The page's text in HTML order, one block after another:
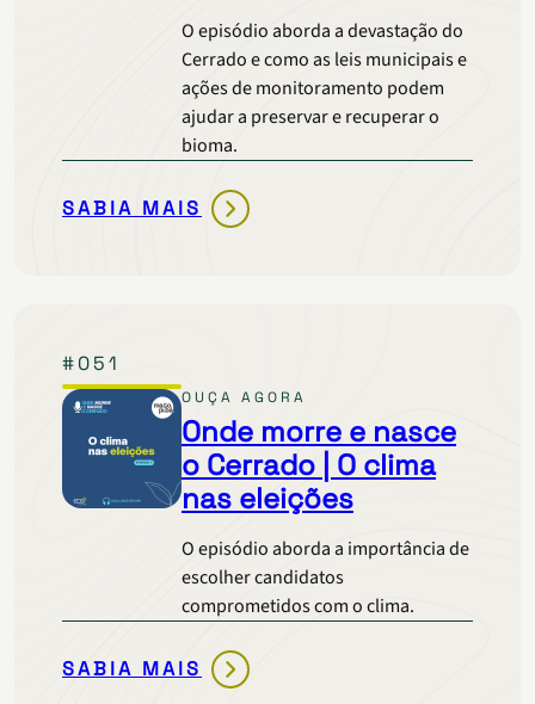
O episódio aborda a devastação do
Cerrado e como as leis municipais e
ações de monitoramento podem
ajudar a preservar e recuperar o
bioma.
SABIA MAIS
ONDE
|
SE
DESMATOU,
TEM
QUE
REFLORESTAR
#051
OUÇA AGORA
Onde morre e nasce
o Cerrado | O clima
nas eleições
O episódio aborda a importância de
escolher candidatos
comprometidos com o clima.
SABIA MAIS
ONDE